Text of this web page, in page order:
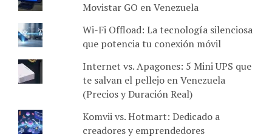
Movistar GO en Venezuela
Wi-Fi Offload: La tecnología silenciosa
que potencia tu conexión móvil
Internet vs. Apagones: 5 Mini UPS que
te salvan el pellejo en Venezuela
(Precios y Duración Real)
Komvii vs. Hotmart: Dedicado a
creadores y emprendedores